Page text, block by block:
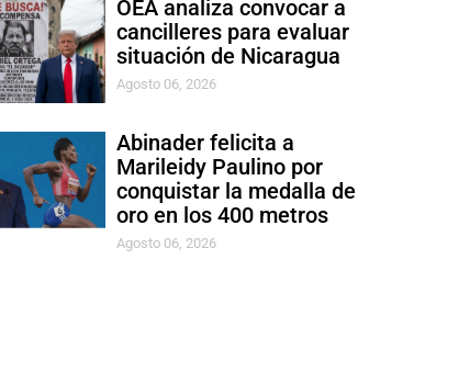
OEA analiza convocar a
cancilleres para evaluar
situación de Nicaragua
Agosto 06, 2026
Abinader felicita a
Marileidy Paulino por
conquistar la medalla de
oro en los 400 metros
Agosto 06, 2026